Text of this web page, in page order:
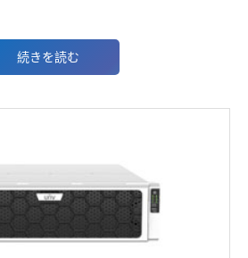
続きを読む